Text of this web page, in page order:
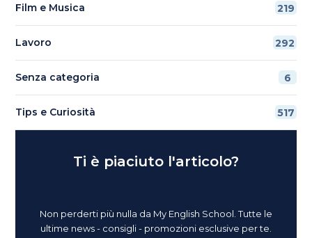
Film e Musica 219
Lavoro 292
Senza categoria 6
Tips e Curiosità 517
Ti è piaciuto l'articolo?
Non perderti più nulla da My English School. Tutte le
ultime news - consigli - promozioni esclusive per te.